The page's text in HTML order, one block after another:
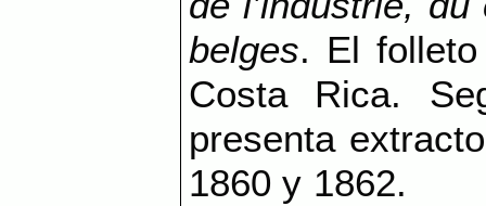
belges. El
Costa Rica.
presenta
1860 y 1862.